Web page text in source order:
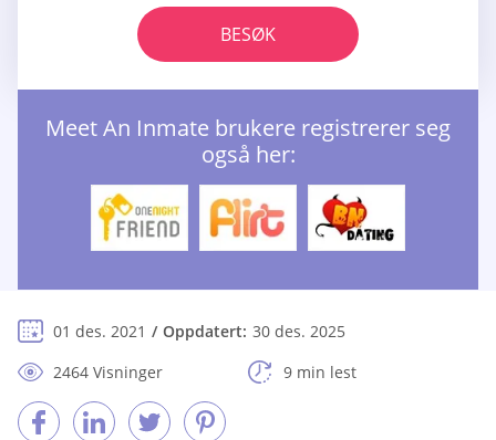
BESØK
Meet An Inmate brukere registrerer seg
også her:
01 des. 2021 Oppdatert: 30 des. 2025
2464 Visninger
9 min lest